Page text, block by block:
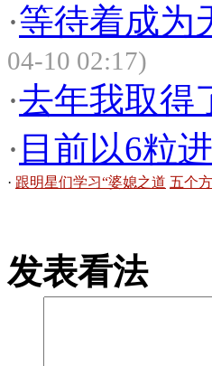
·等待着成为
04-10 02:17)
·去年我取得
· 目前以6粒
· 跟明星们学习“婆媳之道 五个
发表看法